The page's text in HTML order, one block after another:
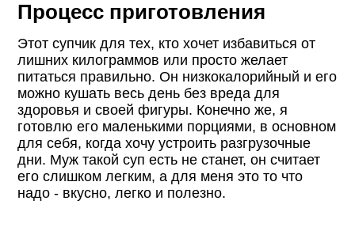
Процесс приготовления
Этот супчик для тех, кто хочет избавиться от
лишних килограммов или просто желает
питаться правильно. Он низкокалорийный и его
можно кушать весь день без вреда для
здоровья и своей фигуры. Конечно же, я
готовлю его маленькими порциями, в основном
для себя, когда хочу устроить разгрузочные
дни. Муж такой суп есть не станет, он считает
его слишком легким, а для меня это то что
надо - вкусно, легко и полезно.